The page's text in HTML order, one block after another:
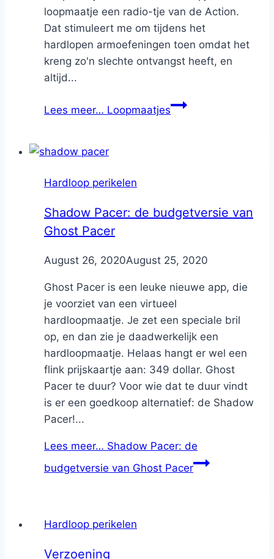
loopmaatje een radio-tje van de Action.
Dat stimuleert me om tijdens het
hardlopen armoefeningen toen omdat het
kreng zo'n slechte ontvangst heeft, en
altijd...
Lees meer… Loopmaatjes
Hardloop perikelen
Shadow Pacer: de budgetversie van
Ghost Pacer
ByNicole
August 26, 2020August 25, 2020
Ghost Pacer is een leuke nieuwe app, die
je voorziet van een virtueel
hardloopmaatje. Je zet een speciale bril
op, en dan zie je daadwerkelijk een
hardloopmaatje. Helaas hangt er wel een
flink prijskaartje aan: 349 dollar. Ghost
Pacer te duur? Voor wie dat te duur vindt
is er een goedkoop alternatief: de Shadow
Pacer!...
Lees meer… Shadow Pacer: de
budgetversie van Ghost Pacer
Hardloop perikelen
Verzoening